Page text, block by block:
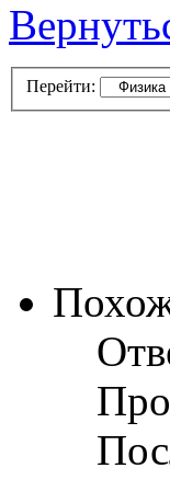
Перейти: